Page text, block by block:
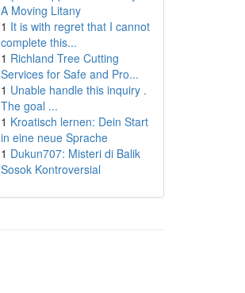
A Moving Litany
1 It is with regret that I cannot
complete this...
1 Richland Tree Cutting
Services for Safe and Pro...
1 Unable handle this inquiry .
The goal ...
1 Kroatisch lernen: Dein Start
in eine neue Sprache
1 Dukun707: Misteri di Balik
Sosok Kontroversial